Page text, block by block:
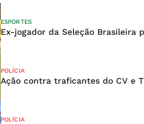
ESPORTES
Ex-jogador da Seleção Brasileira
POLÍCIA
Ação contra traficantes do CV e
POLÍCIA